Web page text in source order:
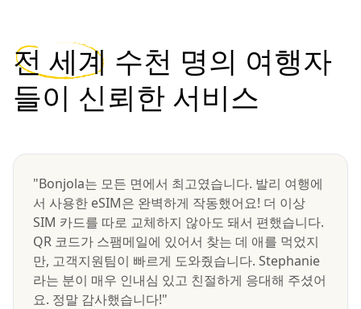
전 세계 수천 명의 여행자
들이 신뢰한 서비스
"Bonjola는 모든 면에서 최고였습니다. 발리 여행에
서 사용한 eSIM은 완벽하게 작동했어요! 더 이상
SIM 카드를 따로 교체하지 않아도 돼서 편했습니다.
QR 코드가 스팸메일에 있어서 찾는 데 애를 먹었지
만, 고객지원팀이 빠르게 도와줬습니다. Stephanie
라는 분이 매우 인내심 있고 친절하게 응대해 주셨어
요. 정말 감사했습니다!"